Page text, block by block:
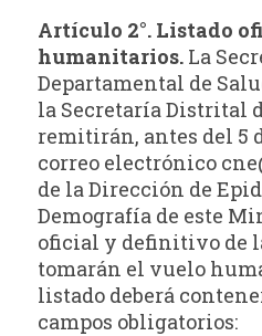
Artículo 2°. Listado
humanitarios. La
Departamental de
la Secretaría Distrital
remitirán, antes del 5
correo electrónico
de la Dirección de
Demografía de este
oficial y definitivo de
tomarán el vuelo
listado deberá
campos obligatorios: